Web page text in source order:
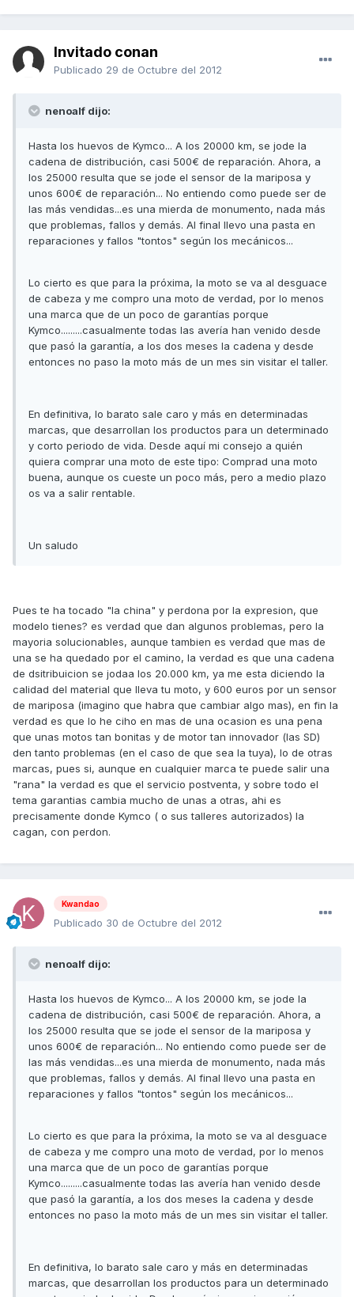
Invitado conan
Publicado 29 de Octubre del 2012
nenoalf dijo:
Hasta los huevos de Kymco... A los 20000 km, se jode la
cadena de distribución, casi 500€ de reparación. Ahora, a
los 25000 resulta que se jode el sensor de la mariposa y
unos 600€ de reparación... No entiendo como puede ser de
las más vendidas...es una mierda de monumento, nada más
que problemas, fallos y demás. Al final llevo una pasta en
reparaciones y fallos "tontos" según los mecánicos...
Lo cierto es que para la próxima, la moto se va al desguace
de cabeza y me compro una moto de verdad, por lo menos
una marca que de un poco de garantías porque
Kymco.........casualmente todas las avería han venido desde
que pasó la garantía, a los dos meses la cadena y desde
entonces no paso la moto más de un mes sin visitar el taller.
En definitiva, lo barato sale caro y más en determinadas
marcas, que desarrollan los productos para un determinado
y corto periodo de vida. Desde aquí mi consejo a quién
quiera comprar una moto de este tipo: Comprad una moto
buena, aunque os cueste un poco más, pero a medio plazo
os va a salir rentable.
Un saludo
Pues te ha tocado "la china" y perdona por la expresion, que
modelo tienes? es verdad que dan algunos problemas, pero la
mayoria solucionables, aunque tambien es verdad que mas de
una se ha quedado por el camino, la verdad es que una cadena
de dsitribuicion se jodaa los 20.000 km, ya me esta diciendo la
calidad del material que lleva tu moto, y 600 euros por un sensor
de mariposa (imagino que habra que cambiar algo mas), en fin la
verdad es que lo he ciho en mas de una ocasion es una pena
que unas motos tan bonitas y de motor tan innovador (las SD)
den tanto problemas (en el caso de que sea la tuya), lo de otras
marcas, pues si, aunque en cualquier marca te puede salir una
"rana" la verdad es que el servicio postventa, y sobre todo el
tema garantias cambia mucho de unas a otras, ahi es
precisamente donde Kymco ( o sus talleres autorizados) la
cagan, con perdon.
Kwandao
Publicado 30 de Octubre del 2012
nenoalf dijo:
Hasta los huevos de Kymco... A los 20000 km, se jode la
cadena de distribución, casi 500€ de reparación. Ahora, a
los 25000 resulta que se jode el sensor de la mariposa y
unos 600€ de reparación... No entiendo como puede ser de
las más vendidas...es una mierda de monumento, nada más
que problemas, fallos y demás. Al final llevo una pasta en
reparaciones y fallos "tontos" según los mecánicos...
Lo cierto es que para la próxima, la moto se va al desguace
de cabeza y me compro una moto de verdad, por lo menos
una marca que de un poco de garantías porque
Kymco.........casualmente todas las avería han venido desde
que pasó la garantía, a los dos meses la cadena y desde
entonces no paso la moto más de un mes sin visitar el taller.
En definitiva, lo barato sale caro y más en determinadas
marcas, que desarrollan los productos para un determinado